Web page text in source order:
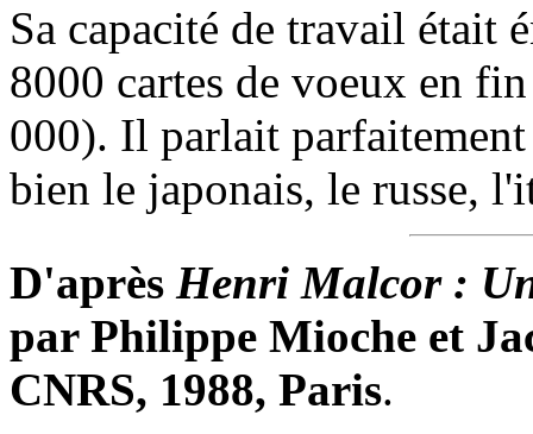
Sa capacité de travail
8000 cartes de voeux en
000). Il parlait
bien le japonais, le russe,
D'après Henri Malcor :
par Philippe Mioche et
CNRS, 1988, Paris.